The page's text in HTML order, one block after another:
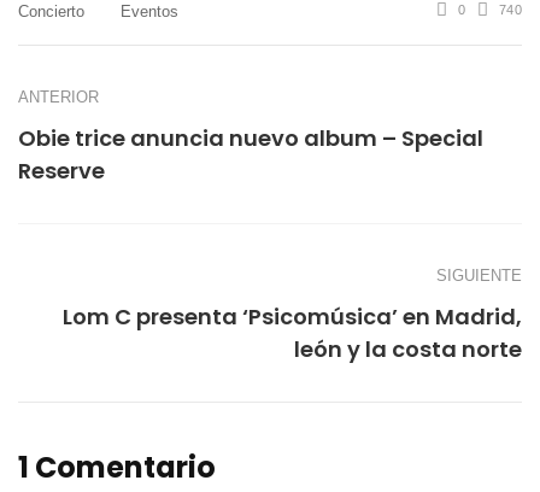
Concierto Eventos 0 740
ANTERIOR
Obie trice anuncia nuevo album – Special
Reserve
SIGUIENTE
Lom C presenta ‘Psicomúsica’ en Madrid,
león y la costa norte
1 Comentario